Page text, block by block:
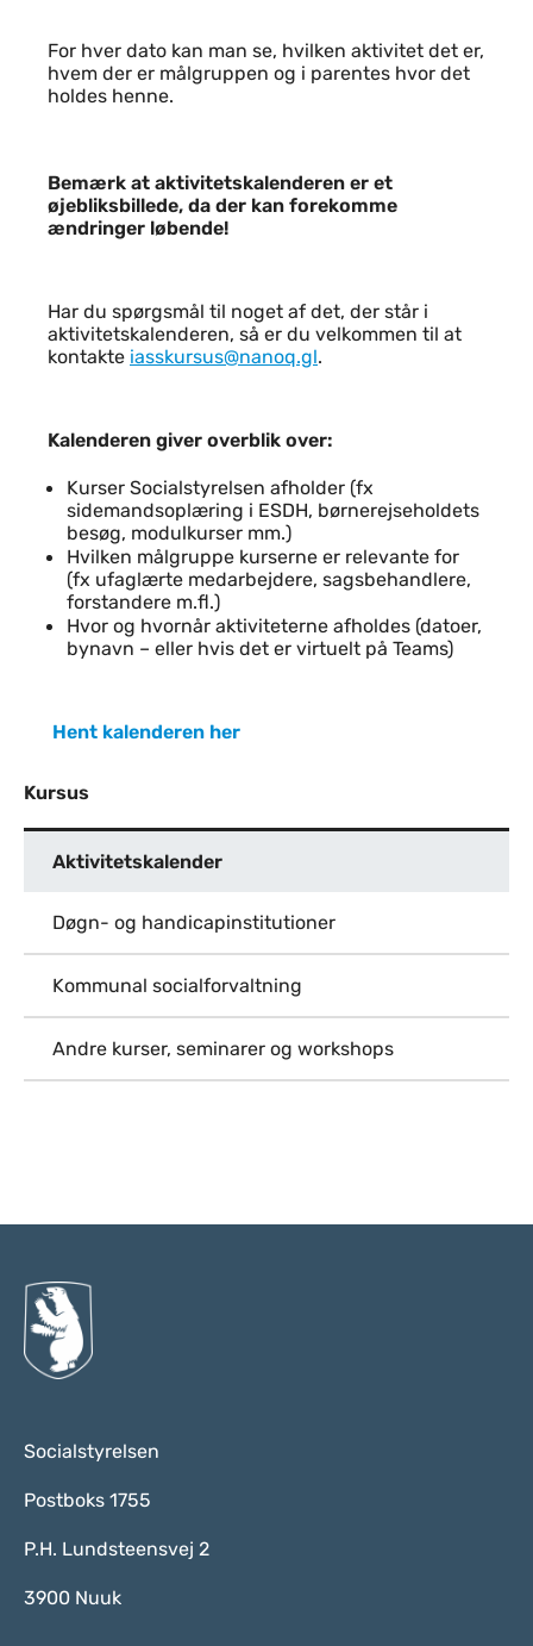
For hver dato kan man se, hvilken aktivitet det er,
hvem der er målgruppen og i parentes hvor det
holdes henne.
Bemærk at aktivitetskalenderen er et
øjebliksbillede, da der kan forekomme
ændringer løbende!
Har du spørgsmål til noget af det, der står i
aktivitetskalenderen, så er du velkommen til at
kontakte iasskursus@nanoq.gl.
Kalenderen giver overblik over:
Kurser Socialstyrelsen afholder (fx
sidemandsoplæring i ESDH, børnerejseholdets
besøg, modulkurser mm.)
Hvilken målgruppe kurserne er relevante for
(fx ufaglærte medarbejdere, sagsbehandlere,
forstandere m.fl.)
Hvor og hvornår aktiviteterne afholdes (datoer,
bynavn – eller hvis det er virtuelt på Teams)
Hent kalenderen her
Kursus
Aktivitetskalender
Døgn- og handicapinstitutioner
Kommunal socialforvaltning
Andre kurser, seminarer og workshops
Socialstyrelsen
Postboks 1755
P.H. Lundsteensvej 2
3900 Nuuk